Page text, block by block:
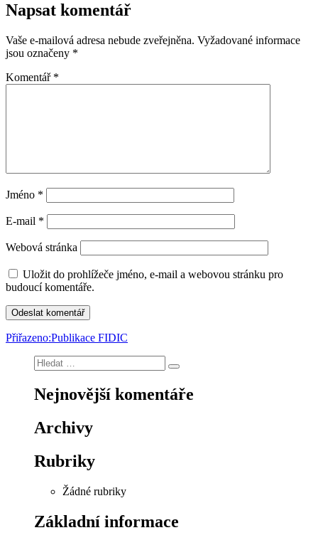
Napsat komentář
Vaše e-mailová adresa nebude zveřejněna. Vyžadované informace
jsou označeny *
Komentář *
Jméno *
E-mail *
Webová stránka
Uložit do prohlížeče jméno, e-mail a webovou stránku pro
budoucí komentáře.
Navigace
Přiřazeno:Publikace FIDIC
Hledat:
Hledání
Nejnovější komentáře
Archivy
Rubriky
Žádné rubriky
Základní informace